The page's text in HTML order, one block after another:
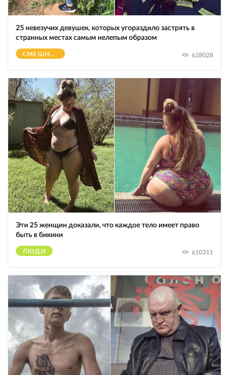
25 невезучих девушек, которых угораздило застрять в
странных местах самым нелепым образом
СМЕШНОЕ 628028
Эти 25 женщин доказали, что каждое тело имеет право
быть в бикини
ЛЮДИ 610311